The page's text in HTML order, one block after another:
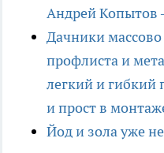
Андрей Копытов
Дачники
профлиста и
легкий и гибкий
и прост в
Йод и зола уже